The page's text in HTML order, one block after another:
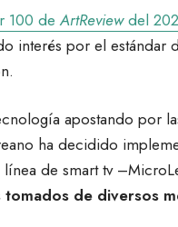
100 deArtReviewdel
interés por el estándar
apostando por
ha decidido
de smart tv
tomados de diversos